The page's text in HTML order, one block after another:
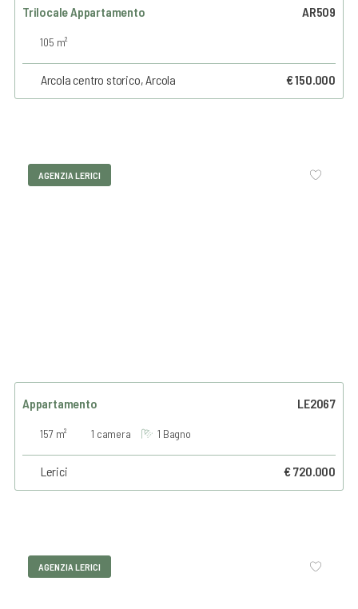
Trilocale Appartamento AR509
105 m²
Arcola centro storico, Arcola € 150.000
AGENZIA LERICI
Appartamento LE2067
157 m² 1 camera 1 Bagno
Lerici € 720.000
AGENZIA LERICI